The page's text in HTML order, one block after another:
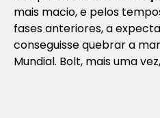
mais macio, e pelos
fases anteriores, a
conseguisse quebrar a
Mundial. Bolt, mais uma